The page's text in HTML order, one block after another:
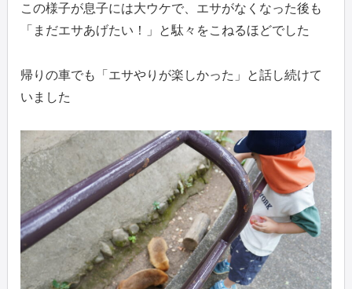
この様子が息子には大ウケで、エサがなくなった後も
「まだエサあげたい！」と駄々をこねるほどでした
帰りの車でも「エサやりが楽しかった」と話し続けて
いました